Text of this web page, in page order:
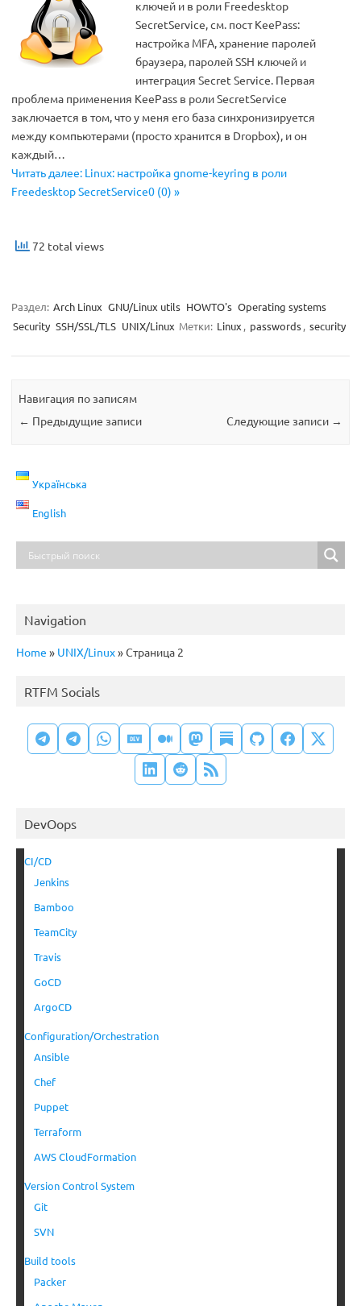
ключей и в роли Freedesktop
SecretService, см. пост KeePass:
настройка MFA, хранение паролей
браузера, паролей SSH ключей и
интеграция Secret Service. Первая
проблема применения KeePass в роли SecretService
заключается в том, что у меня его база синхронизируется
между компьютерами (просто хранится в Dropbox), и он
каждый…
Читать далее: Linux: настройка gnome-keyring в роли
Freedesktop SecretService0 (0) »
72 total views
Раздел: Arch Linux GNU/Linux utils HOWTO's Operating systems
Security SSH/SSL/TLS UNIX/Linux Метки: Linux , passwords, security
Навигация по записям
← Предыдущие записи Следующие записи →
Українська
English
Navigation
Home » UNIX/Linux»Страница 2
RTFM Socials
DevOops
CI/CD
Jenkins
Bamboo
TeamCity
Travis
GoCD
ArgoCD
Configuration/Orchestration
Ansible
Chef
Puppet
Terraform
AWS CloudFormation
Version Control System
Git
SVN
Build tools
Packer